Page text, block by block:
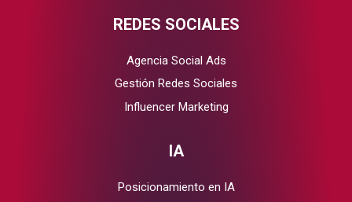
REDES SOCIALES
Agencia Social Ads
Gestión Redes Sociales
Influencer Marketing
IA
Posicionamiento en IA